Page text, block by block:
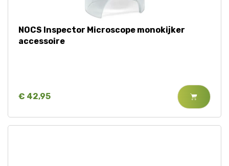
NOCS Inspector Microscope monokijker
accessoire
€ 42,95